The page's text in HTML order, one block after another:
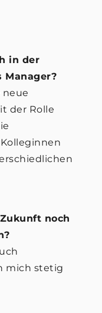
in der
Manager?
neue
der Rolle
noch
mich stetig